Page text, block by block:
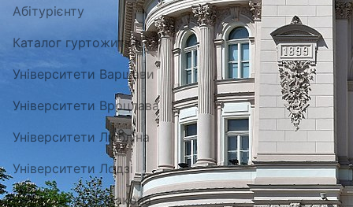
Абітурієнту
Каталог гуртожитків
Університети Варшави
Університети Вроцлава
Університети Любліна
Університети Лодзі
Університети Кракова